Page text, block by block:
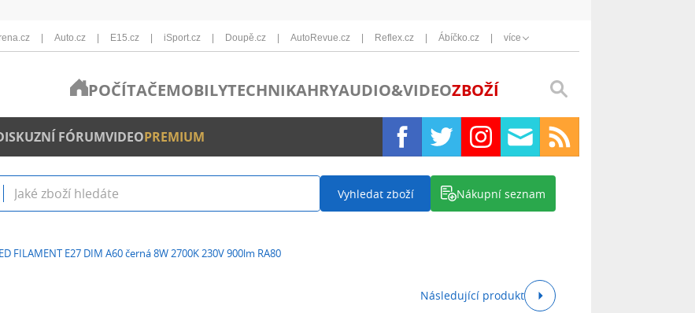
Auto.cz E15.cz iSport.cz Doupě.cz AutoRevue.cz Reflex.cz Ábíčko.cz více
POČÍTAČEMOBILYTECHNIKAHRYAUDIO&VIDEOZBOŽÍ
FÓRUMVIDEOPREMIUM
Vyhledat zboží Nákupní seznam
FILAMENT E27 DIM A60 černá 8W 2700K 230V 900lm RA80
Následující produkt